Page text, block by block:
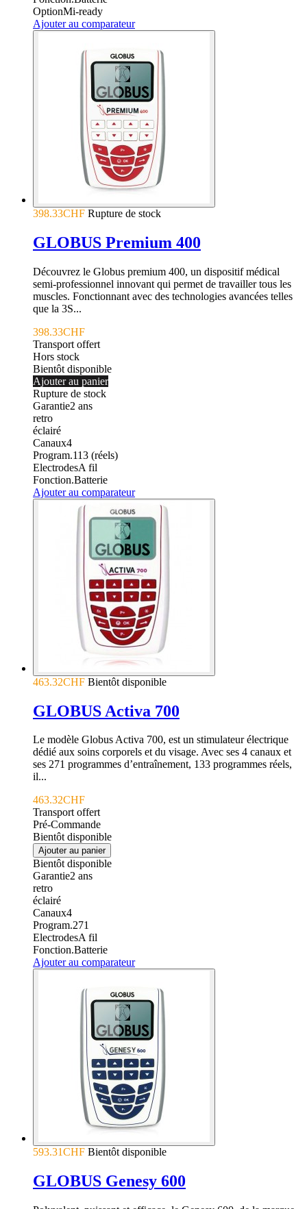
OptionMi-ready
Ajouter au comparateur
398.33CHF Rupture de stock
GLOBUS Premium 400
Découvrez le Globus premium 400, un dispositif médical
semi-professionnel innovant qui permet de travailler tous les
muscles. Fonctionnant avec des technologies avancées telles
que la 3S...
398.33CHF
Transport offert
Hors stock
Bientôt disponible
Ajouter au panier
Rupture de stock
Garantie2 ans
retro
éclairé
Canaux4
Program.113 (réels)
ElectrodesA fil
Fonction.Batterie
Ajouter au comparateur
463.32CHF Bientôt disponible
GLOBUS Activa 700
Le modèle Globus Activa 700, est un stimulateur électrique
dédié aux soins corporels et du visage. Avec ses 4 canaux et
ses 271 programmes d’entraînement, 133 programmes réels,
il...
463.32CHF
Transport offert
Pré-Commande
Bientôt disponible
Ajouter au panier
Bientôt disponible
Garantie2 ans
retro
éclairé
Canaux4
Program.271
ElectrodesA fil
Fonction.Batterie
Ajouter au comparateur
593.31CHF Bientôt disponible
GLOBUS Genesy 600